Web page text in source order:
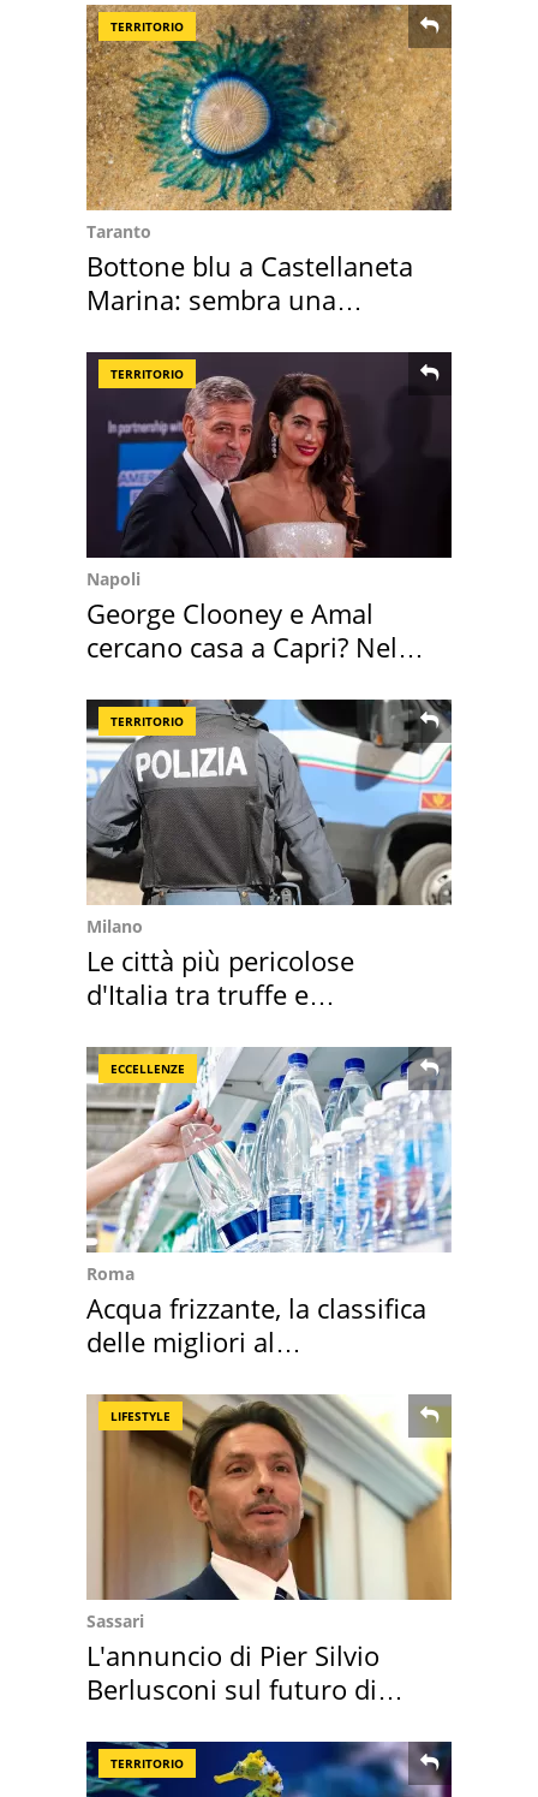
TERRITORIO
Taranto
Bottone blu a Castellaneta
Marina: sembra una
TERRITORIO
Napoli
George Clooney e Amal
cercano casa a Capri? Nel
TERRITORIO
Milano
Le città più pericolose
d'Italia tra truffe e
ECCELLENZE
Roma
Acqua frizzante, la classifica
delle migliori al
LIFESTYLE
Sassari
L'annuncio di Pier Silvio
Berlusconi sul futuro di
TERRITORIO